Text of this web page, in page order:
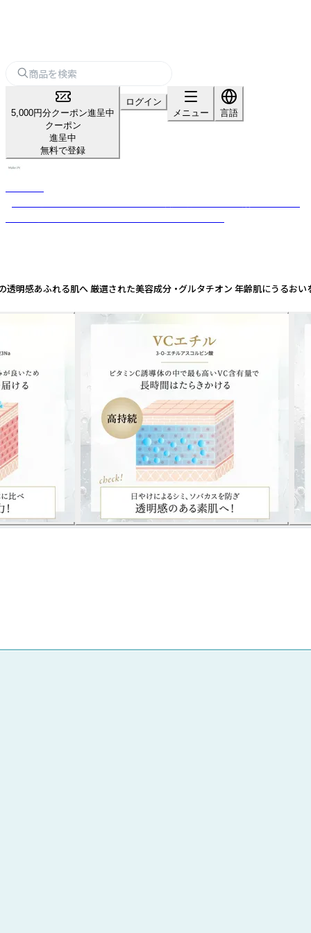
5,000円分クーポン進呈中
クーポン
進呈中
無料で登録
ログイン
メニュー
言語
ふれる肌へ 厳選された美容成分 ・グルタチオン 年齢肌にうる